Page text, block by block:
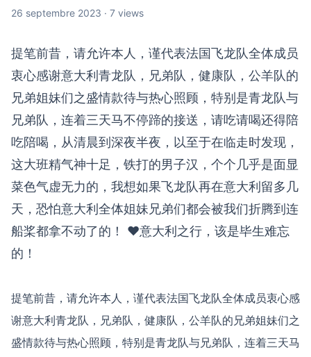
26 septembre 2023 · 7 views
提笔前昔，请允许本人，谨代表法国飞龙队全体成员
衷心感谢意大利青龙队，兄弟队，健康队，公羊队的
兄弟姐妹们之盛情款待与热心照顾，特别是青龙队与
兄弟队，连着三天马不停蹄的接送，请吃请喝还得陪
吃陪喝，从清晨到深夜半夜，以至于在临走时发现，
这大班精气神十足，铁打的男子汉，个个几乎是面显
菜色气虚无力的，我想如果飞龙队再在意大利留多几
天，恐怕意大利全体姐妹兄弟们都会被我们折腾到连
船桨都拿不动了的！ ♥意大利之行，该是毕生难忘
的！
提笔前昔，请允许本人，谨代表法国飞龙队全体成员衷心感
谢意大利青龙队，兄弟队，健康队，公羊队的兄弟姐妹们之
盛情款待与热心照顾，特别是青龙队与兄弟队，连着三天马